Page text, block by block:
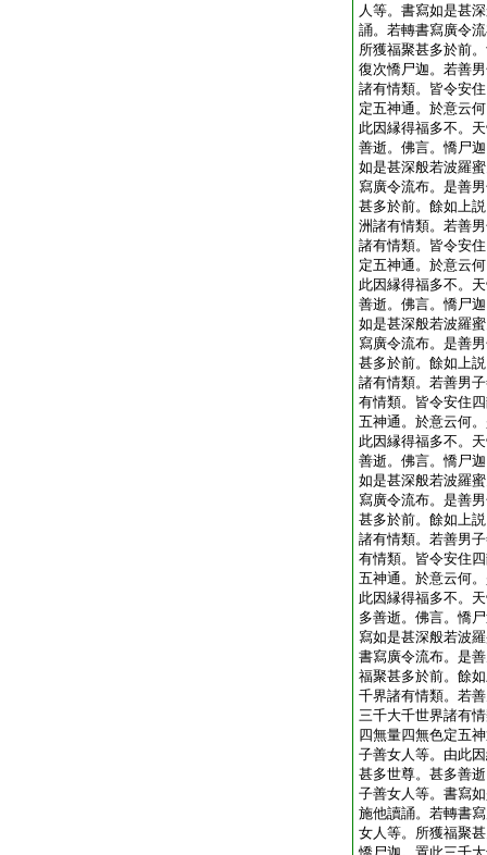
人等。書寫如是甚
誦。若轉書寫廣令
所獲福聚甚多於前
復次憍尸迦。若善
諸有情類。皆令安
定五神通。於意云
此因縁得福多不。
善逝。佛言。憍尸
如是甚深般若波羅
寫廣令流布。是善
甚多於前。餘如上
洲諸有情類。若善
諸有情類。皆令安
定五神通。於意云
此因縁得福多不。
善逝。佛言。憍尸
如是甚深般若波羅
寫廣令流布。是善
甚多於前。餘如上
諸有情類。若善男
有情類。皆令安住
五神通。於意云何
此因縁得福多不。
善逝。佛言。憍尸
如是甚深般若波羅
寫廣令流布。是善
甚多於前。餘如上
諸有情類。若善男
有情類。皆令安住
五神通。於意云何
此因縁得福多不。
多善逝。佛言。憍
寫如是甚深般若波
書寫廣令流布。是
福聚甚多於前。餘
千界諸有情類。若
三千大千世界諸有
四無量四無色定五
子善女人等。由此
甚多世尊。甚多善
子善女人等。書寫
施他讀誦。若轉書
女人等。所獲福聚